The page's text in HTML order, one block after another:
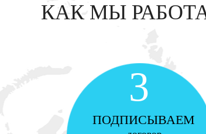
КАК МЫ
3
ПОДПИСЫВАЕМ